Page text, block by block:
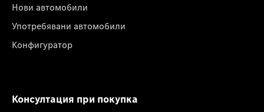
Нови автомобили
Употребявани автомобили
Конфигуратор
Консултация при покупка